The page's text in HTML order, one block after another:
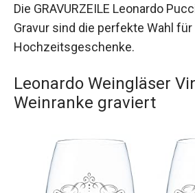
Die GRAVURZEILE Leonardo
Gravur sind die perfekte Wahl
Hochzeitsgeschenke.
Leonardo Weingläser
Weinranke graviert